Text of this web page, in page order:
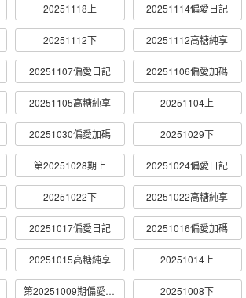
20251118上 20251114偏愛日記
20251112下 20251112高糖純享
20251107偏愛日記 20251106偏愛加碼
20251105高糖純享 20251104上
20251030偏愛加碼 20251029下
第20251028期上 20251024偏愛日記
20251022下 20251022高糖純享
20251017偏愛日記 20251016偏愛加碼
20251015高糖純享 20251014上
第20251009期偏愛加碼 20251008下